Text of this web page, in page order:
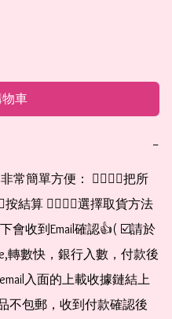
車
−
簡單方便： 👉🏻👉🏻把所
結算 👉🏻👉🏻選擇取貨方法
會收到Email確認👍( ☑️請於
轉數快，銀行入數，付款後
入面的上載收據鏈結上
不包郵，收到付款確認後